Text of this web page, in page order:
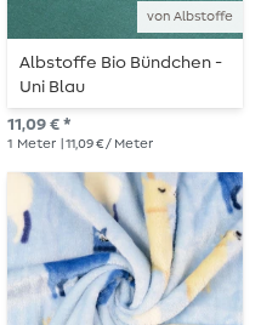
von Albstoffe
Albstoffe Bio Bündchen -
Uni Blau
11,09 € *
1 Meter | 11,09 € / Meter